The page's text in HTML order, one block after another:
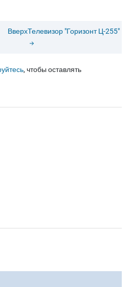
ВверхТелевизор "Горизонт Ц-255"
, чтобы оставлять